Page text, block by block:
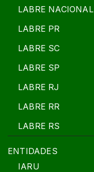
LABRE NACIONAL
LABRE PR
LABRE SC
LABRE SP
LABRE RJ
LABRE RR
LABRE RS
ENTIDADES
IARU